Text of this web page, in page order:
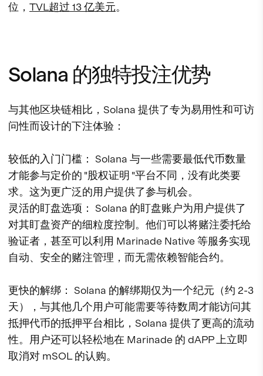
位， TVL超过 13 亿美元。
Solana 的独特投注优势
与其他区块链相比，Solana 提供了专为易用性和可访
问性而设计的下注体验：
较低的入门门槛： Solana 与一些需要最低代币数量
才能参与定价的 "股权证明 "平台不同，没有此类要
求。这为更广泛的用户提供了参与机会。
灵活的盯盘选项： Solana 的盯盘账户为用户提供了
对其盯盘资产的细粒度控制。他们可以将赌注委托给
验证者，甚至可以利用 Marinade Native 等服务实现
自动、安全的赌注管理，而无需依赖智能合约。
更快的解绑： Solana 的解绑期仅为一个纪元（约 2-3
天），与其他几个用户可能需要等待数周才能访问其
抵押代币的抵押平台相比，Solana 提供了更高的流动
性。用户还可以轻松地在 Marinade 的 dAPP 上立即
取消对 mSOL 的认购。